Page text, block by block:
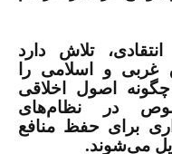
تلاش دارد
غربی و اسلامی را
اصول اخلاقی
در نظام‌های
برای حفظ منافع
می‌شوند.